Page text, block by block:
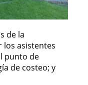
de la
los asistentes
punto de
de costeo; y